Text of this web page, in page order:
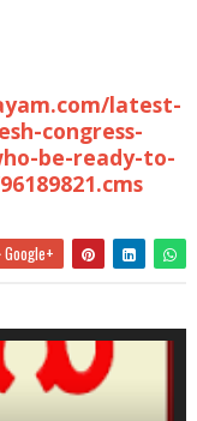
latest-
congress-
be-ready-to-
Google+